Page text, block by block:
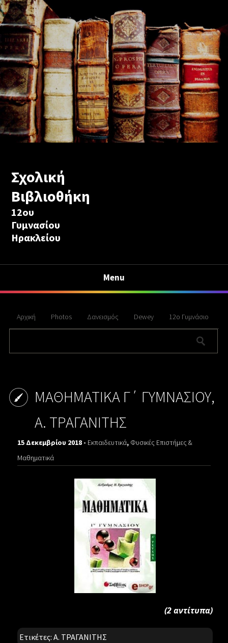
Σχολική
Βιβλιοθήκη
12ου
Γυμνασίου
Ηρακλείου
Menu
Αρχική Photos Δανεισμός Dewey 12ο Γυμνάσιο
ΜΑΘΗΜΑΤΙΚΑ Γ΄ ΓΥΜΝΑΣΙΟΥ,
Α. ΤΡΑΓΑΝΙΤΗΣ
15 Δεκεμβρίου 2018 - Εκπαιδευτικά, Φυσικές Επιστήμες &
Μαθηματικά
(2 αντίτυπα)
Ετικέτες:Α. ΤΡΑΓΑΝΙΤΗΣ